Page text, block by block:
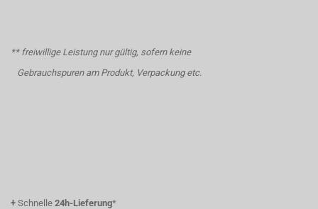
** freiwillige Leistung nur gültig, sofern keine
Gebrauchspuren am Produkt, Verpackung etc.
+ Schnelle 24h-Lieferung*